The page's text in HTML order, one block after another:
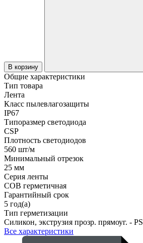
В корзину
Общие характеристики
Тип товара
Лента
Класс пылевлагозащиты
IP67
Типоразмер светодиода
CSP
Плотность светодиодов
560 шт/м
Минимальный отрезок
25 мм
Серия ленты
COB герметичная
Гарантийный срок
5 год(а)
Тип герметизации
Силикон, экструзия прозр. прямоуг. - PS
Все характеристики